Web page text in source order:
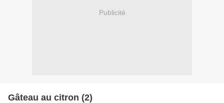
Publicité
Gâteau au citron (2)